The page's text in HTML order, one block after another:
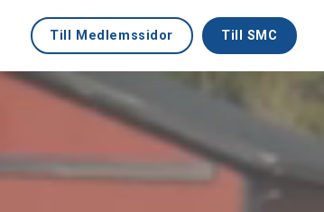
Till Medlemssidor Till SMC